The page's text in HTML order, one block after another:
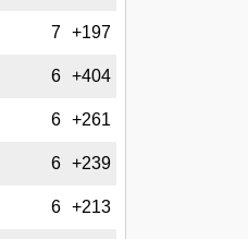
7 +197
6 +404
6 +261
6 +239
6 +213